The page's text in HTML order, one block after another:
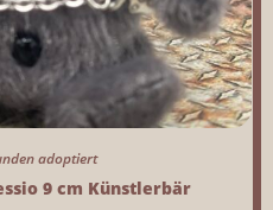
adoptiert
9 cm Künstlerbär